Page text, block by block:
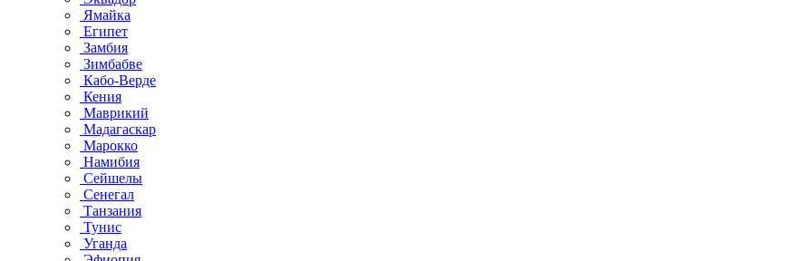
Ямайка
Египет
Замбия
Зимбабве
Кабо-Верде
Кения
Маврикий
Мадагаскар
Марокко
Намибия
Сейшелы
Сенегал
Танзания
Тунис
Уганда